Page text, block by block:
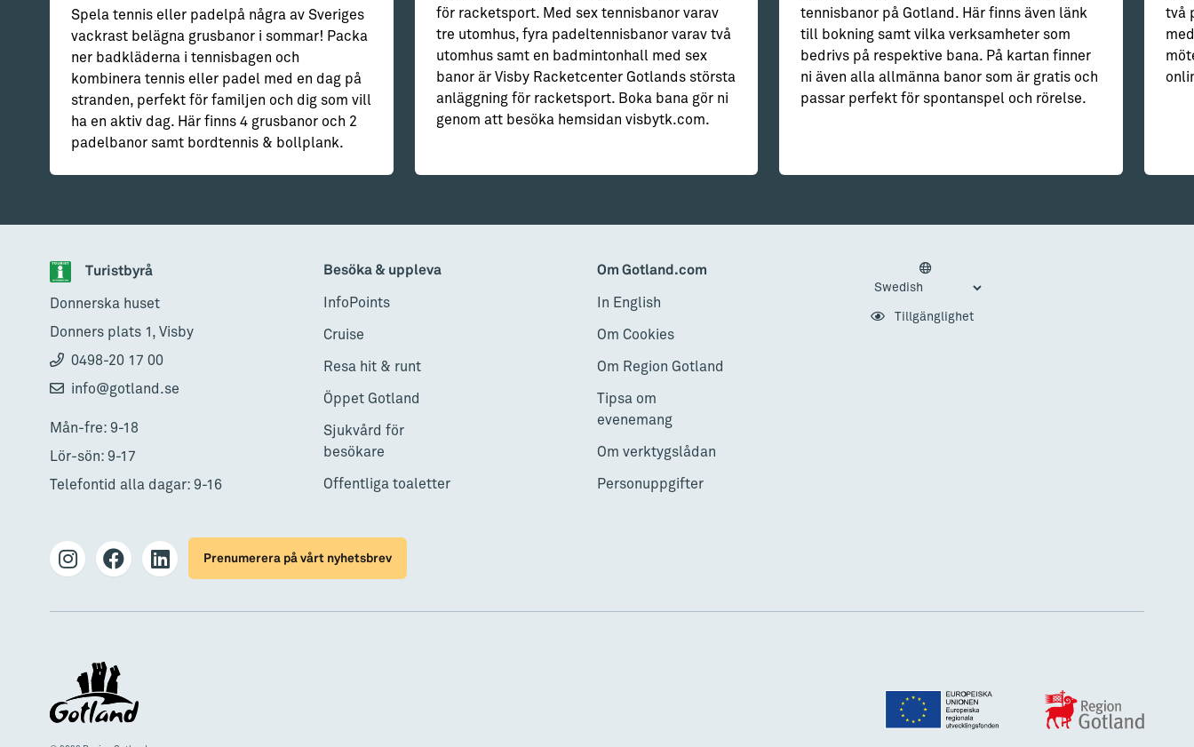
Spela tennis eller padelpå några av Sveriges
vackrast belägna grusbanor i sommar! Packa
ner badkläderna i tennisbagen och
kombinera tennis eller padel med en dag på
stranden, perfekt för familjen och dig som vill
ha en aktiv dag. Här finns 4 grusbanor och 2
padelbanor samt bordtennis & bollplank.
för racketsport. Med sex tennisbanor varav
tre utomhus, fyra padeltennisbanor varav två
utomhus samt en badmintonhall med sex
banor är Visby Racketcenter Gotlands största
anläggning för racketsport. Boka bana gör ni
genom att besöka hemsidan visbytk.com.
tennisbanor på Gotland. Här finns även länk
till bokning samt vilka verksamheter som
bedrivs på respektive bana. På kartan finner
ni även alla allmänna banor som är gratis och
passar perfekt för spontanspel och rörelse.
två
Turistbyrå
Donnerska huset
Donners plats 1, Visby
0498-20 17 00
info@gotland.se
Mån-fre: 9-18
Lör-sön: 9-17
Telefontid alla dagar: 9-16
Besöka & uppleva
InfoPoints
Cruise
Resa hit & runt
Öppet Gotland
Sjukvård för
besökare
Offentliga toaletter
Om Gotland.com
In English
Om Cookies
Om Region Gotland
Tipsa om
evenemang
Om verktygslådan
Personuppgifter
Tillgänglighet
Prenumerera på vårt nyhetsbrev